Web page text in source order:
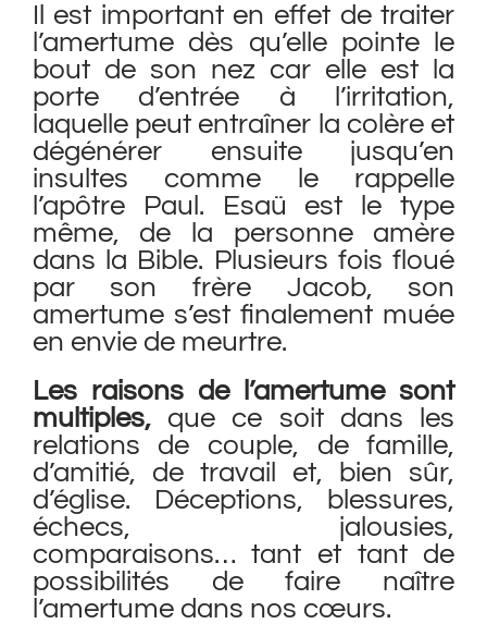
Il est important en effet de traiter
l’amertume dès qu’elle pointe le
bout de son nez car elle est la
porte d’entrée à l’irritation,
laquelle peut entraîner la colère et
dégénérer ensuite jusqu’en
insultes comme le rappelle
l’apôtre Paul. Esaü est le type
même, de la personne amère
dans la Bible. Plusieurs fois floué
par son frère Jacob, son
amertume s’est finalement muée
en envie de meurtre.
Les raisons de l’amertume sont
multiples,que ce soit dans les
relations de couple, de famille,
d’amitié, de travail et, bien sûr,
d’église. Déceptions, blessures,
échecs, jalousies,
comparaisons… tant et tant de
possibilités de faire naître
l’amertume dans nos cœurs.